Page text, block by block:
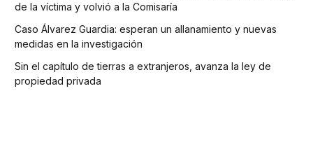
de la víctima y volvió a la Comisaría
Caso Álvarez Guardia: esperan un allanamiento y nuevas
medidas en la investigación
Sin el capítulo de tierras a extranjeros, avanza la ley de
propiedad privada